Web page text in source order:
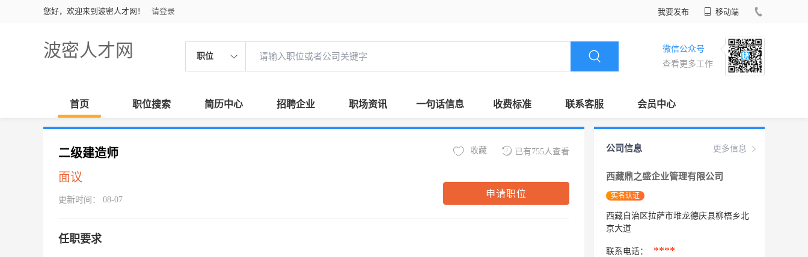
您好，欢迎来到波密人才网！ 请登录 我要发布 移动端
波密人才网 职位
微信公众号
查看更多工作
首页 职位搜索 简历中心 招聘企业 职场资讯 一句话信息 收费标准 联系客服 会员中心
二级建造师
面议
更新时间： 08-07
已有755人查看
收藏
申请职位
任职要求
更多信息
公司信息
西藏鼎之盛企业管理有限公司
实名认证
西藏自治区拉萨市堆龙德庆县柳梧乡北
京大道
联系电话： ****